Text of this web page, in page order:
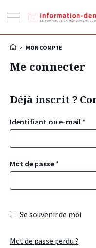
la
> MON COMPTE
Me connecter
Déjà inscrit ?
Identifiant ou e-mail *
Mot de passe *
Se souvenir de moi
Mot de passe perdu ?